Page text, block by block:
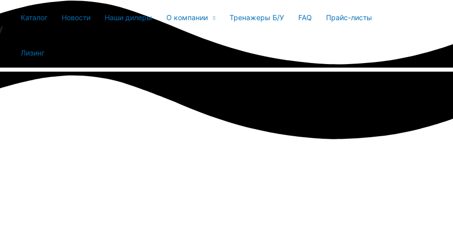
Каталог Новости Наши дилеры О компании Тренажеры Б/У FAQ Прайс-листы
Лизинг